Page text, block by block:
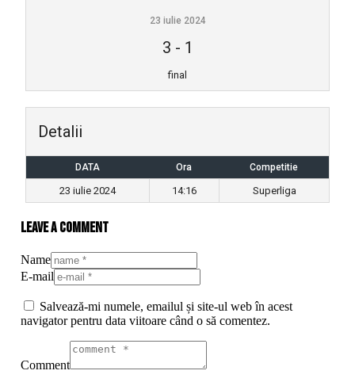
23 iulie 2024
3 - 1
final
Detalii
DATA Ora Competitie
23 iulie 2024 14:16 Superliga
Leave a comment
Name
E-mail
Salvează-mi numele, emailul și site-ul web în acest
navigator pentru data viitoare când o să comentez.
Comment